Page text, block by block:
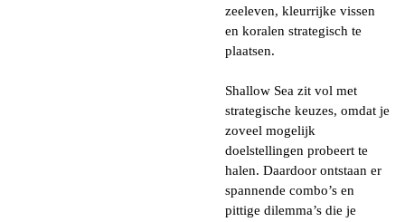
zeeleven, kleurrijke vissen
en koralen strategisch te
plaatsen.
Shallow Sea zit vol met
strategische keuzes, omdat je
zoveel mogelijk
doelstellingen probeert te
halen. Daardoor ontstaan er
spannende combo’s en
pittige dilemma’s die je